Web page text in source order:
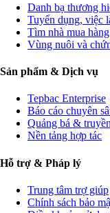
Danh bạ thương
Tuyển dụng, việc
Tìm nhà mua hàng
Vùng nuôi và
Sản phẩm & Dịch vụ
Tepbac Enterprise
Báo cáo chuyên
Quảng bá &
Nền tảng hợp tác
Hỗ trợ & Pháp lý
Trung tâm trợ giúp
Chính sách bảo